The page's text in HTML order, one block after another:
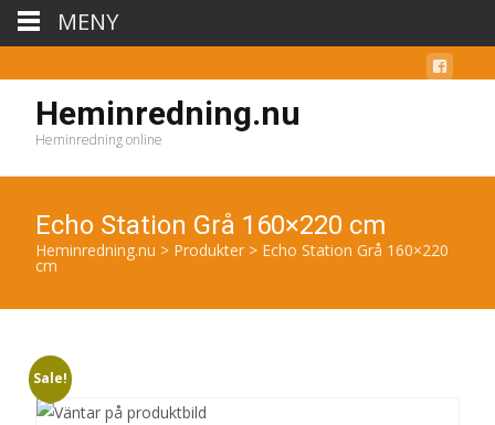
Heminredning.nu
Heminredning online
Echo Station Grå 160×220 cm
Heminredning.nu > Produkter > Echo Station Grå 160×220
cm
Sale!
MENY